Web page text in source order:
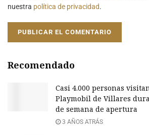
nuestra política de privacidad.
Recomendado
Casi 4.000 personas
Playmobil de Villares
de semana de apertura
3 AÑOS ATRÁS